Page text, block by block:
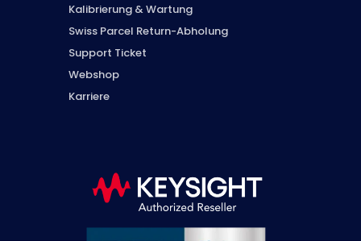
Kalibrierung & Wartung
Swiss Parcel Return-Abholung
Support Ticket
Webshop
Karriere